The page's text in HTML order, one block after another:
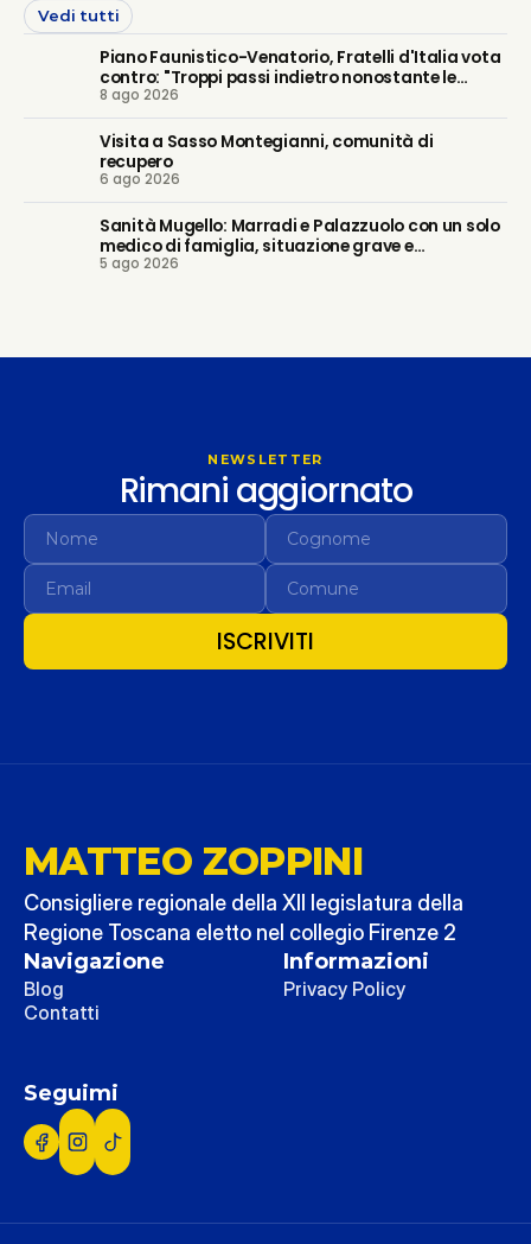
Vedi tutti
Piano Faunistico-Venatorio, Fratelli d'Italia vota
contro: "Troppi passi indietro nonostante le
nostre battaglie"
8 ago 2026
Visita a Sasso Montegianni, comunità di
recupero
6 ago 2026
Sanità Mugello: Marradi e Palazzuolo con un solo
medico di famiglia, situazione grave e
prevedibile. Regione intervenga
5 ago 2026
NEWSLETTER
Rimani aggiornato
ISCRIVITI
MATTEO ZOPPINI
Consigliere regionale della XII legislatura della
Regione Toscana eletto nel collegio Firenze 2
Navigazione
Blog
Contatti
Informazioni
Privacy Policy
Seguimi